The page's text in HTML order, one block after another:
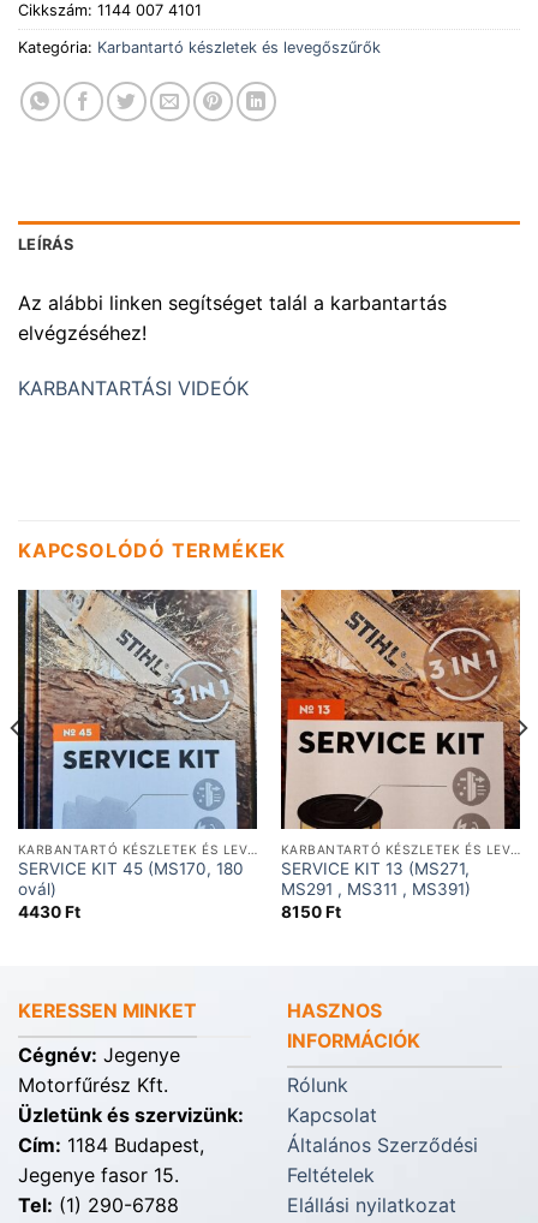
Cikkszám: 1144 007 4101
Kategória: Karbantartó készletek és levegőszűrők
LEÍRÁS
Az alábbi linken segítséget talál a karbantartás
elvégzéséhez!
KARBANTARTÁSI VIDEÓK
KAPCSOLÓDÓ TERMÉKEK
SERVICE KIT 45 (MS170, 180
ovál)
4430Ft
SERVICE KIT 13 (MS271,
MS291 , MS311 , MS391)
8150Ft
KERESSEN MINKET
Cégnév: Jegenye
Motorfűrész Kft.
Üzletünk és szervizünk:
Cím: 1184 Budapest,
Jegenye fasor 15.
Tel: (1) 290-6788
HASZNOS
INFORMÁCIÓK
Rólunk
Kapcsolat
Általános Szerződési
Feltételek
Elállási nyilatkozat